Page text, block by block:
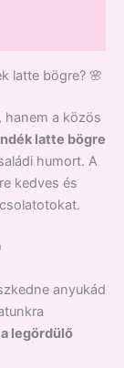
latte bögre? 🌸
hanem a közös
latte bögre
humort. A
kedves és
anyukád
legördülő